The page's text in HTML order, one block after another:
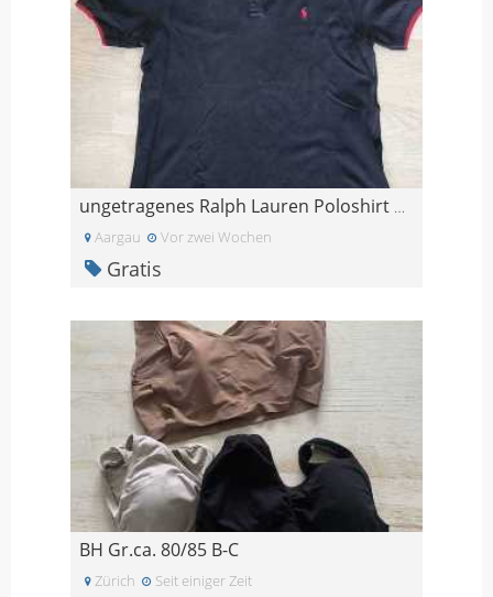
ungetragenes Ralph Lauren Poloshirt Grösse L
Aargau Vor zwei Wochen
Gratis
BH Gr.ca. 80/85 B-C
Zürich Seit einiger Zeit